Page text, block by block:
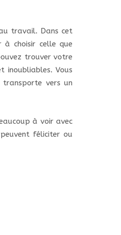
travail. Dans cet
à choisir celle que
trouver votre
inoubliables. Vous
vers un
à voir avec
féliciter ou